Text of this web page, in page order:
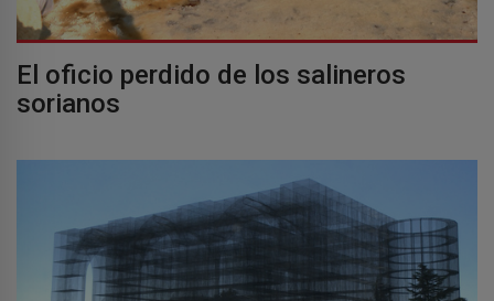
El oficio perdido de los salineros
sorianos